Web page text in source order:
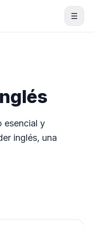
☰
esencial y
inglés, una